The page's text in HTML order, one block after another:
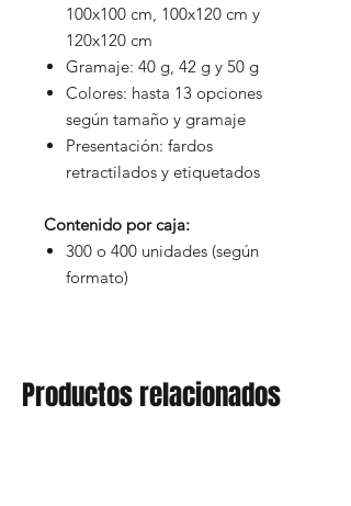
100x100 cm, 100x120 cm y
120x120 cm
Gramaje: 40 g, 42 g y 50 g
Colores: hasta 13 opciones
según tamaño y gramaje
Presentación: fardos
retractilados y etiquetados
Contenido por caja:
300 o 400 unidades (según
formato)
Productos relacionados